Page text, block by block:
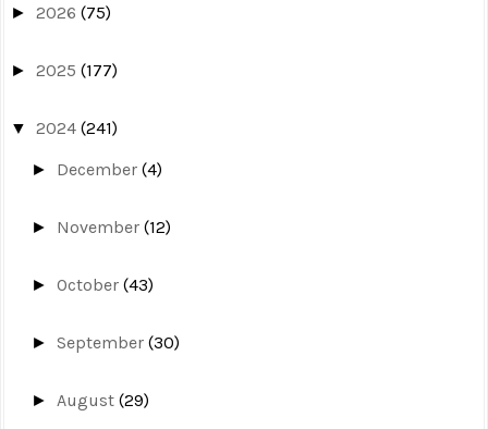
► 2026 (75)
► 2025 (177)
▼ 2024 (241)
► December(4)
► November(12)
►October(43)
►September(30)
► August(29)